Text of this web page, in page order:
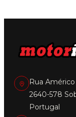
Rua Américo
2640-578
Portugal